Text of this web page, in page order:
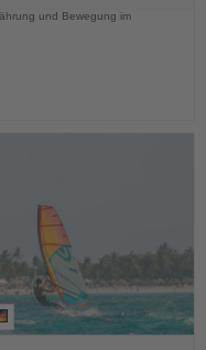
und Bewegung im